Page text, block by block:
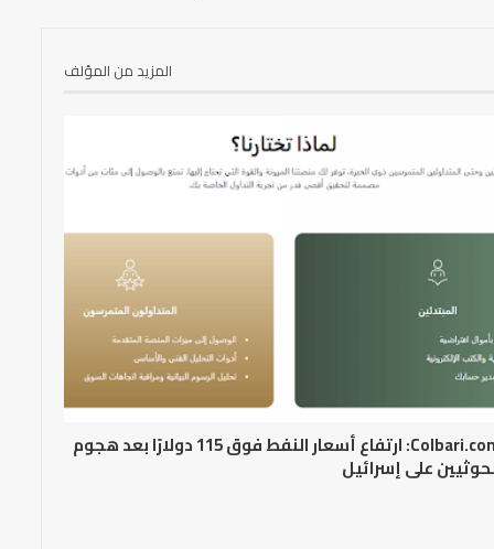
المزيد من المؤلف
Colbari.com: ارتفاع أسعار النفط فوق 115 دولارًا بعد هجوم
على إسرائيل